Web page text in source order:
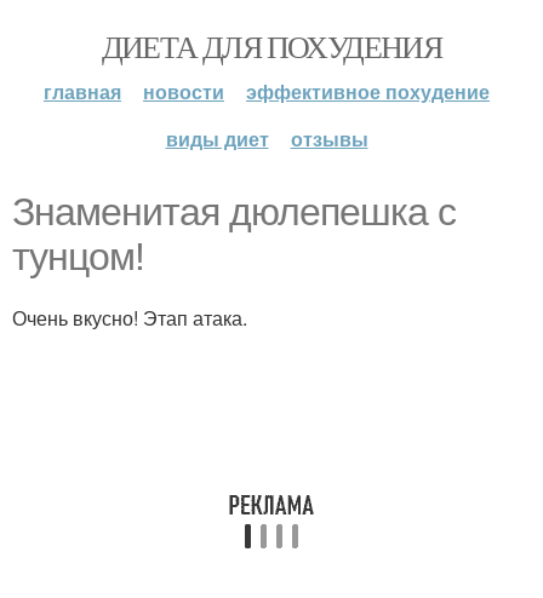
ДИЕТА ДЛЯ ПОХУДЕНИЯ
главная новости
эффективное похудение
виды диет
отзывы
Знаменитая дюлепешка с
тунцом!
Очень вкусно! Этап атака.